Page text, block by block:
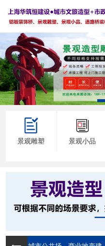
景观雕塑 景观小品